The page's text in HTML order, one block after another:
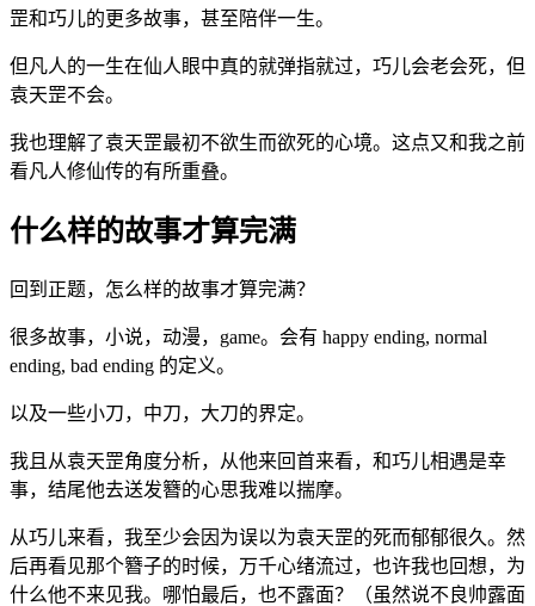
罡和巧儿的更多故事，甚至陪伴一生。
但凡人的一生在仙人眼中真的就弹指就过，巧儿会老会死，但
袁天罡不会。
我也理解了袁天罡最初不欲生而欲死的心境。这点又和我之前
看凡人修仙传的有所重叠。
什么样的故事才算完满
回到正题，怎么样的故事才算完满？
很多故事，小说，动漫，game。会有 happy ending, normal
ending, bad ending 的定义。
以及一些小刀，中刀，大刀的界定。
我且从袁天罡角度分析，从他来回首来看，和巧儿相遇是幸
事，结尾他去送发簪的心思我难以揣摩。
从巧儿来看，我至少会因为误以为袁天罡的死而郁郁很久。然
后再看见那个簪子的时候，万千心绪流过，也许我也回想，为
什么他不来见我。哪怕最后，也不露面？（虽然说不良帅露面